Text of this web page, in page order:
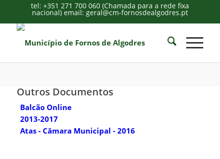
tel: +351 271 700 060 (Chamada para a rede fixa
nacional) email: geral@cm-fornosdealgodres.pt
Outros Documentos
Balcão Online
2013-2017
Atas - Câmara Municipal - 2016